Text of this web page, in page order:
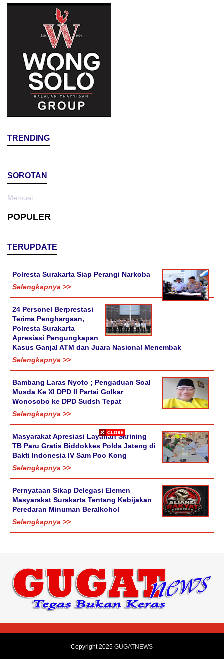
TRENDING
SOROTAN
Memuat...
POPULER
TERUPDATE
Polresta Surakarta Siap Perangi Narkoba
Selengkapnya >>
24 Personel Berprestasi
Terima Penghargaan,
Polresta Surakarta
Apresiasi Pengungkapan
Kasus Ganjal ATM dan Juara Nasional Menembak
Selengkapnya >>
Bambang Laras Nyoto ; Pengaduan Soal
Musda Ke XI DPD II Partai Golkar
Wonosobo ke DPD Sudsh Tepat
Selengkapnya >>
Masyarakat Apresiasi Layanan Skrining
TB Paru Gratis Biddokkes Polda Jateng di
Bakti Indonesia IV Sam Poo Kong
Selengkapnya >>
Pernyataan Sikap Delegasi Elemen
Masyarakat Surakarta Tentang Kebijakan
Peredaran Minuman Beralkohol
Selengkapnya >>
Copyright 2025 GUGATNEWS